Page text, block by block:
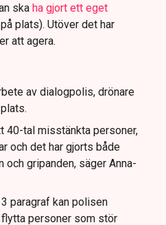
ska ha gjort ett eget
plats). Utöver det har
att agera.
av dialogpolis, drönare
40-tal misstänkta personer,
och det har gjorts både
och gripanden, säger Anna-
paragraf kan polisen
personer som stör